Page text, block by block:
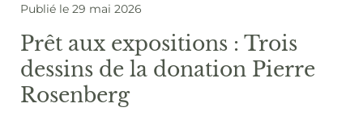
Publié le 29 mai 2026
Prêt aux expositions : Trois
dessins de la donation Pierre
Rosenberg